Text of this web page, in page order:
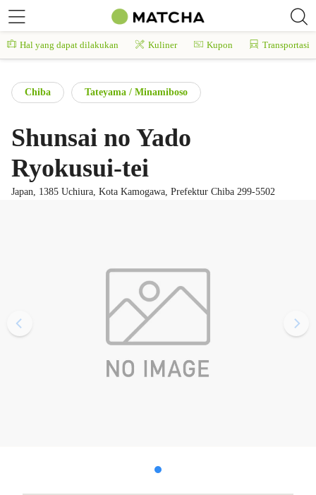
Hal yang dapat dilakukan Kuliner Kupon Transportasi
Chiba Tateyama / Minamiboso
Shunsai no Yado
Ryokusui-tei
Japan, 1385 Uchiura, Kota Kamogawa, Prefektur Chiba 299-5502